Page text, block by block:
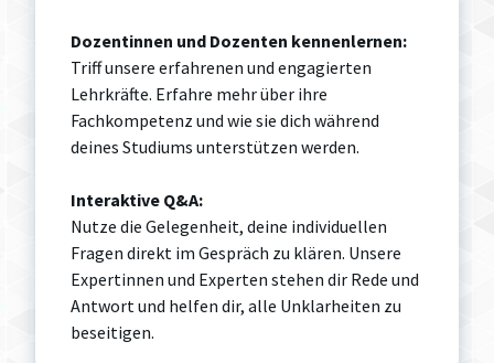
Dozentinnen und Dozenten kennenlernen:
Triff unsere erfahrenen und engagierten
Lehrkräfte. Erfahre mehr über ihre
Fachkompetenz und wie sie dich während
deines Studiums unterstützen werden.
Interaktive Q&A:
Nutze die Gelegenheit, deine individuellen
Fragen direkt im Gespräch zu klären. Unsere
Expertinnen und Experten stehen dir Rede und
Antwort und helfen dir, alle Unklarheiten zu
beseitigen.